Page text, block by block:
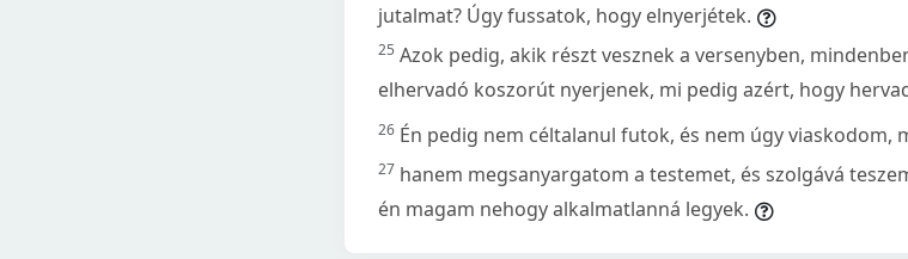
jutalmat? Úgy fussatok, hogy elnyerjétek.
25 Azok pedig, akik részt vesznek a versenyben,
elhervadó koszorút nyerjenek, mi pedig azért, hogy
26 Én pedig nem céltalanul futok, és nem úgy viaskodom,
27 hanem megsanyargatom a testemet, és szolgává
én magam nehogy alkalmatlanná legyek.